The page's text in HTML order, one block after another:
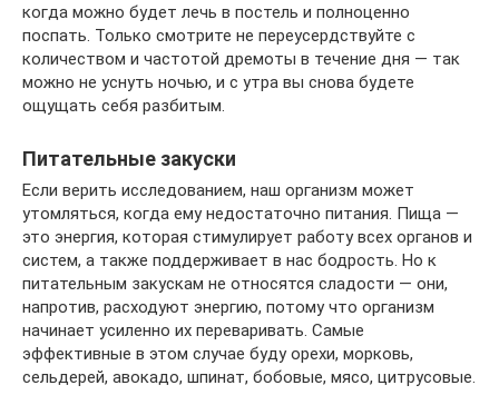
когда можно будет лечь в постель и полноценно
поспать. Только смотрите не переусердствуйте с
количеством и частотой дремоты в течение дня — так
можно не уснуть ночью, и с утра вы снова будете
ощущать себя разбитым.
Питательные закуски
Если верить исследованием, наш организм может
утомляться, когда ему недостаточно питания. Пища —
это энергия, которая стимулирует работу всех органов и
систем, а также поддерживает в нас бодрость. Но к
питательным закускам не относятся сладости — они,
напротив, расходуют энергию, потому что организм
начинает усиленно их переваривать. Самые
эффективные в этом случае буду орехи, морковь,
сельдерей, авокадо, шпинат, бобовые, мясо, цитрусовые.